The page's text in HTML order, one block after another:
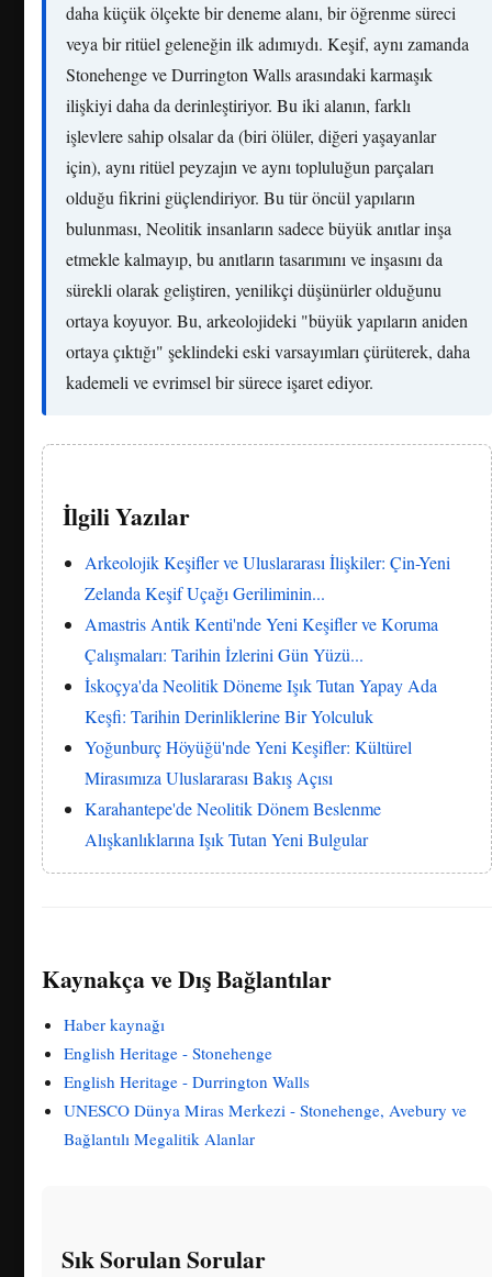
daha küçük ölçekte bir deneme alanı, bir öğrenme süreci
veya bir ritüel geleneğin ilk adımıydı. Keşif, aynı zamanda
Stonehenge ve Durrington Walls arasındaki karmaşık
ilişkiyi daha da derinleştiriyor. Bu iki alanın, farklı
işlevlere sahip olsalar da (biri ölüler, diğeri yaşayanlar
için), aynı ritüel peyzajın ve aynı topluluğun parçaları
olduğu fikrini güçlendiriyor. Bu tür öncül yapıların
bulunması, Neolitik insanların sadece büyük anıtlar inşa
etmekle kalmayıp, bu anıtların tasarımını ve inşasını da
sürekli olarak geliştiren, yenilikçi düşünürler olduğunu
ortaya koyuyor. Bu, arkeolojideki "büyük yapıların aniden
ortaya çıktığı" şeklindeki eski varsayımları çürüterek, daha
kademeli ve evrimsel bir sürece işaret ediyor.
İlgili Yazılar
Arkeolojik Keşifler ve Uluslararası İlişkiler: Çin-Yeni
Zelanda Keşif Uçağı Geriliminin...
Amastris Antik Kenti'nde Yeni Keşifler ve Koruma
Çalışmaları: Tarihin İzlerini Gün Yüzü...
İskoçya'da Neolitik Döneme Işık Tutan Yapay Ada
Keşfi: Tarihin Derinliklerine Bir Yolculuk
Yoğunburç Höyüğü'nde Yeni Keşifler: Kültürel
Mirasımıza Uluslararası Bakış Açısı
Karahantepe'de Neolitik Dönem Beslenme
Alışkanlıklarına Işık Tutan Yeni Bulgular
Kaynakça ve Dış Bağlantılar
Haber kaynağı
English Heritage - Stonehenge
English Heritage - Durrington Walls
UNESCO Dünya Miras Merkezi - Stonehenge, Avebury ve
Bağlantılı Megalitik Alanlar
Sık Sorulan Sorular